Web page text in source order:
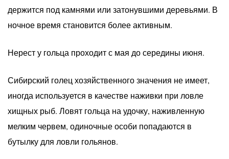
держится под камнями или затонувшими деревьями. В
ночное время становится более активным.
Нерест у гольца проходит с мая до середины июня.
Сибирский голец хозяйственного значения не имеет,
иногда используется в качестве наживки при ловле
хищных рыб. Ловят гольца на удочку, наживленную
мелким червем, одиночные особи попадаются в
бутылку для ловли гольянов.